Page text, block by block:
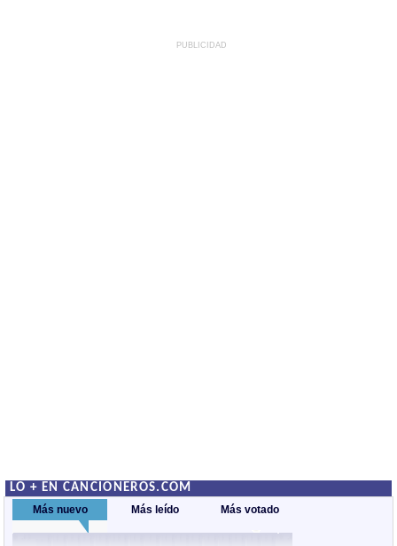
PUBLICIDAD
LO + EN CANCIONEROS.COM
Más nuevo Más leído Más votado